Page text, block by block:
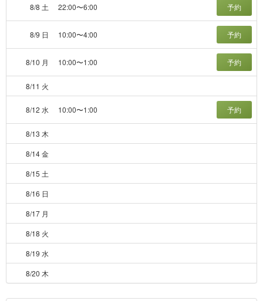
8/8 土 22:00〜6:00 予約
8/9 日 10:00〜4:00 予約
8/10 月 10:00〜1:00 予約
8/11 火
8/12 水 10:00〜1:00 予約
8/13 木
8/14 金
8/15 土
8/16 日
8/17 月
8/18 火
8/19 水
8/20 木